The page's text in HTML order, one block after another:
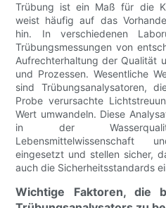
Trübung ist ein Maß für die
weist häufig auf das
hin. In verschiedenen
Trübungsmessungen von
Aufrechterhaltung der Qualität
und Prozessen. Wesentliche
sind Trübungsanalysatoren,
Probe verursachte
Wert umwandeln. Diese
in der
Lebensmittelwissenschaft
eingesetzt und stellen sicher,
auch die Sicherheitsstandards
Wichtige Faktoren, die